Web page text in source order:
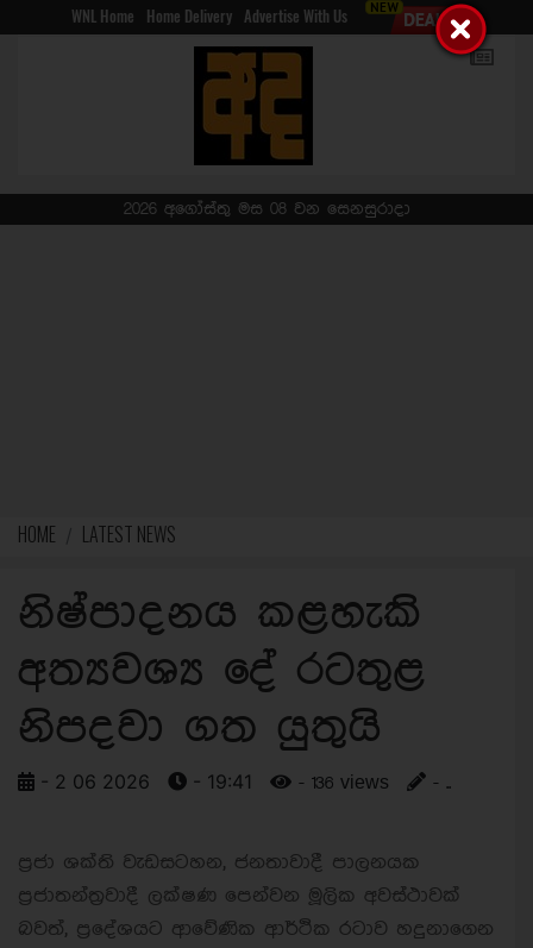
WNL Home Home Delivery Advertise With Us
2026 අගෝස්තු මස 08 වන සෙනසුරාදා
HOME LATEST NEWS
නිෂ්පාදනය කළහැකි
අත්‍යවශ්‍ය දේ රටතුළ
නිපදවා ගත යුතුයි
- 2 06 2026 - 19:41 - 136 views - ..
ප්‍රජා ශක්ති වැඩසටහන, ජනතාවාදී පාලනයක
ප්‍රජාතන්ත්‍රවාදී ලක්ෂණ පෙන්වන මූලික අවස්ථාවක්
බවත්, ප්‍රදේශයට ආවේණික ආර්ථික රටාව හදුනාගෙන